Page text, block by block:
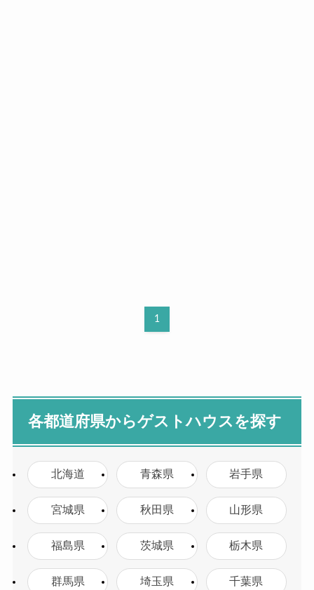
1
各都道府県からゲストハウスを探す
北海道 青森県 岩手県
宮城県 秋田県 山形県
福島県 茨城県 栃木県
群馬県 埼玉県 千葉県